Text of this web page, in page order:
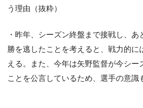
う理由（抜粋）
・昨年、シーズン終盤まで接戦し、
勝を逃したことを考えると、戦力的に
える。また、今年は矢野監督が今シー
ことを公言しているため、選手の意識